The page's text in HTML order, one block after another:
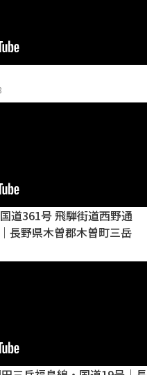
道361号 飛騨街道西野通
長野県木曽郡木曽町三岳